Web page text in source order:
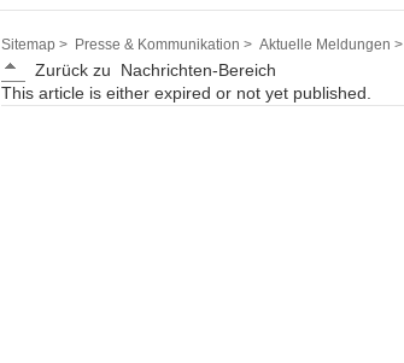
Sitemap > Presse & Kommunikation > Aktuelle Meldungen >
Zurück zu
Nachrichten-Bereich
This article is either expired or not yet published.